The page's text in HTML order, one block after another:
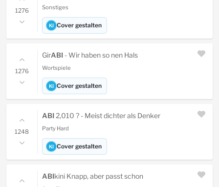
1276 Sonstiges
KI Cover gestalten
1276
GirABI- Wir haben so nen Hals
Wortspiele
KI Cover gestalten
1248
ABI2,010 ? - Meist dichter als Denker
Party Hard
KI Cover gestalten
ABIkini Knapp, aber passt schon